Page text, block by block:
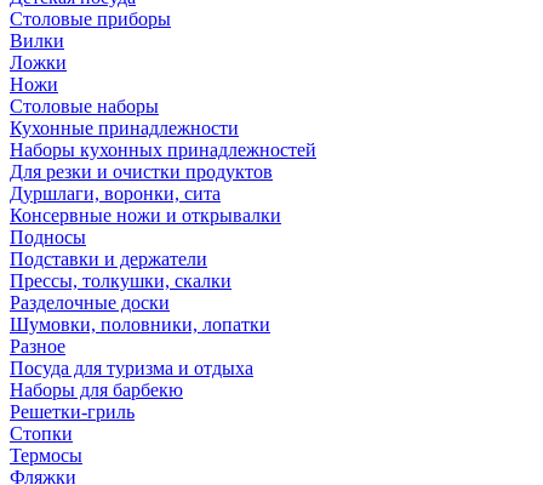
Столовые приборы
Вилки
Ложки
Ножи
Столовые наборы
Кухонные принадлежности
Наборы кухонных принадлежностей
Для резки и очистки продуктов
Дуршлаги, воронки, сита
Консервные ножи и открывалки
Подносы
Подставки и держатели
Прессы, толкушки, скалки
Разделочные доски
Шумовки, половники, лопатки
Разное
Посуда для туризма и отдыха
Наборы для барбекю
Решетки-гриль
Стопки
Термосы
Фляжки